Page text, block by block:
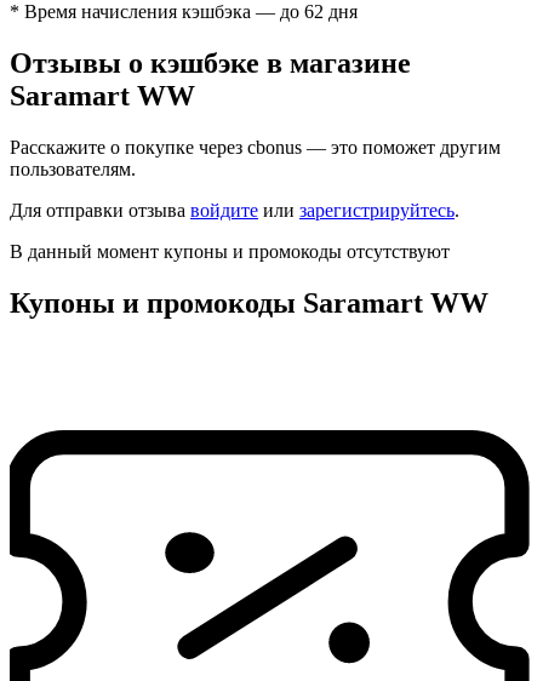
* Время начисления кэшбэка — до 62 дня
Отзывы о кэшбэке в магазине
Saramart WW
Расскажите о покупке через cbonus — это поможет другим
пользователям.
Для отправки отзыва войдите или зарегистрируйтесь.
В данный момент купоны и промокоды отсутствуют
Купоны и промокоды Saramart WW